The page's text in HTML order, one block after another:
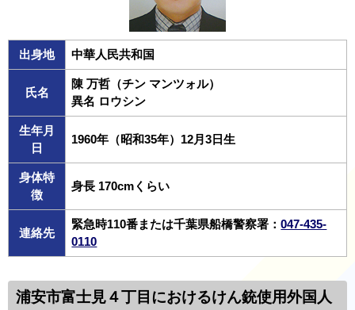
出身地 中華人民共和国
氏名
陳 万哲（チン マンツォル）
異名 ロウシン
生年月
日
1960年（昭和35年）12月3日生
身体特
徴
身長 170cmくらい
連絡先
緊急時110番または千葉県船橋警察署：047-435-
0110
浦安市富士見４丁目におけるけん銃使用外国人